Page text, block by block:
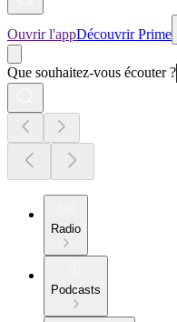
Ouvrir l'appDécouvrir Prime
Que souhaitez-vous écouter ?
Radio
Podcasts